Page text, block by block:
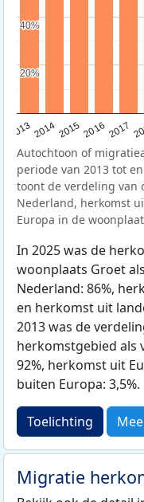
20132014201520162017
20%
20%
40%
40%
Autochtoon of
periode van 2013 tot
toont de verdeling van
Nederland, herkomst
Europa in de
In 2025 was de
woonplaats Groet
Nederland: 86%,
en herkomst uit
2013 was de
herkomstgebied als
92%, herkomst uit
buiten Europa: 3,5%.
Toelichting
Migratie